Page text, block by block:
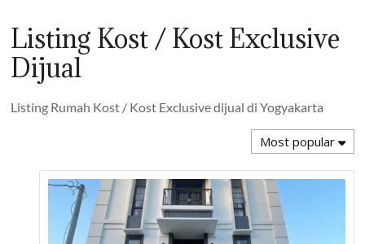
Listing Kost / Kost Exclusive
Dijual
Listing Rumah Kost / Kost Exclusive dijual di Yogyakarta
Most popular